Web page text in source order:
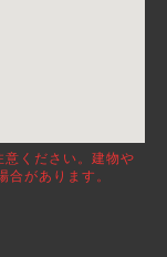
ください。建物や
合があります。